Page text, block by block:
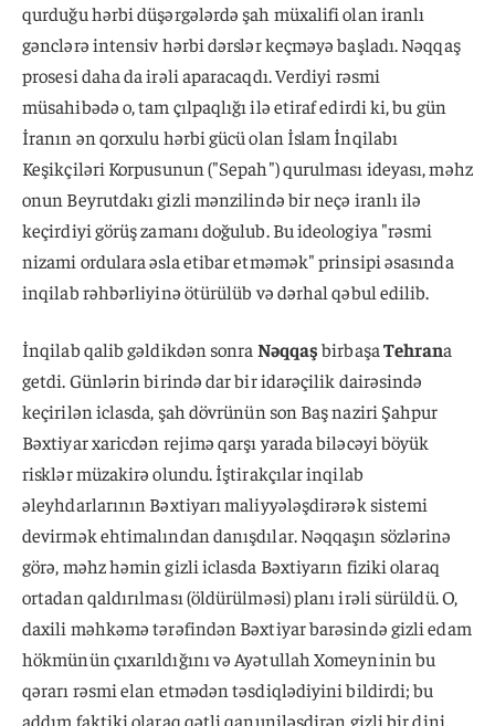
qurduğu hərbi düşərgələrdə şah müxalifi olan iranlı
gənclərə intensiv hərbi dərslər keçməyə başladı. Nəqqaş
prosesi daha da irəli aparacaqdı. Verdiyi rəsmi
müsahibədə o, tam çılpaqlığı ilə etiraf edirdi ki, bu gün
İranın ən qorxulu hərbi gücü olan İslam İnqilabı
Keşikçiləri Korpusunun ("Sepah") qurulması ideyası, məhz
onun Beyrutdakı gizli mənzilində bir neçə iranlı ilə
keçirdiyi görüş zamanı doğulub. Bu ideologiya "rəsmi
nizami ordulara əsla etibar etməmək" prinsipi əsasında
inqilab rəhbərliyinə ötürülüb və dərhal qəbul edilib.
İnqilab qalib gəldikdən sonra NəqqaşbirbaşaTehrana
getdi. Günlərin birində dar bir idarəçilik dairəsində
keçirilən iclasda, şah dövrünün son Baş naziri Şahpur
Bəxtiyar xaricdən rejimə qarşı yarada biləcəyi böyük
risklər müzakirə olundu. İştirakçılar inqilab
əleyhdarlarının Bəxtiyarı maliyyələşdirərək sistemi
devirmək ehtimalından danışdılar. Nəqqaşın sözlərinə
görə, məhz həmin gizli iclasda Bəxtiyarın fiziki olaraq
ortadan qaldırılması (öldürülməsi) planı irəli sürüldü. O,
daxili məhkəmə tərəfindən Bəxtiyar barəsində gizli edam
hökmünün çıxarıldığını və Ayətullah Xomeyninin bu
qərarı rəsmi elan etmədən təsdiqlədiyini bildirdi; bu
addım faktiki olaraq qətli qanuniləşdirən gizli bir dini